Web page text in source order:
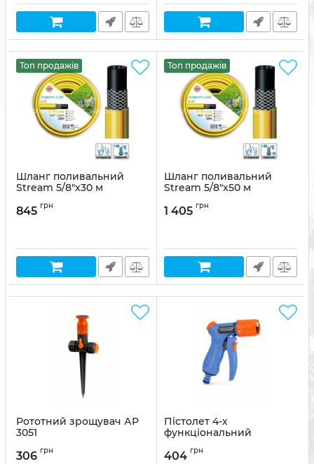
Топ продажів
Шланг поливальний
Stream 5/8"x30 м
845 грн
Топ продажів
Шланг поливальний
Stream 5/8"x50 м
1 405 грн
Рототний зрощувач АР
3051
306 грн
Пістолет 4-х
функціональний
Артикул:
404 грн